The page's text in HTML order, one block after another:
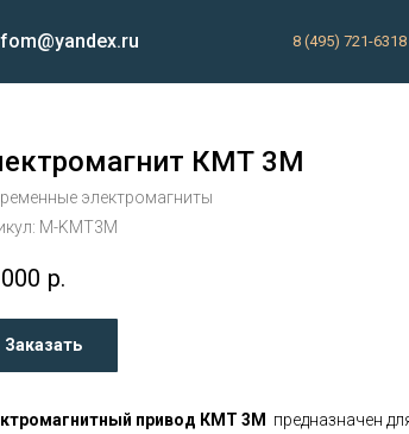
8 (495) 721-
КМТ 3М
электромагниты
M-KMT3M
р.
Заказать
привод КМТ 3М
предназначен